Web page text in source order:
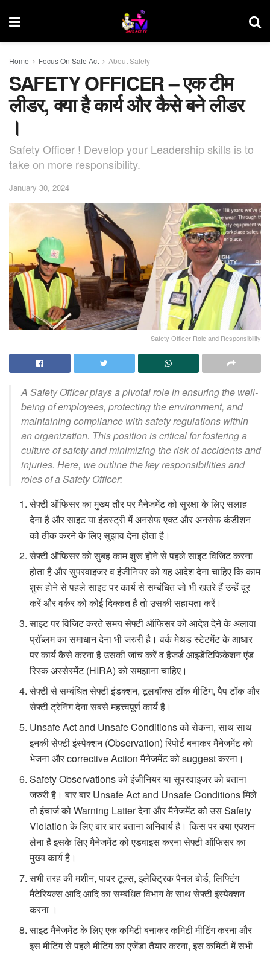
Home Focus On Safe Act About Safety
SAFETY OFFICER – एक टीम
लीडर, क्या है कार्य और कैसे बने लीडर
।
Safety Officer ! Develop your Leadership skills is to
take on more responsibility.
January 30, 2024
Safety Officer Role and Responsibility
A Safety Officer plays a pivotal role in ensuring the well-
being of employees, protecting the environment, and
maintaining compliance with safety regulations within
an organization. This position is critical for fostering a
culture of safety and minimizing the risk of accidents and
injuries. Here, we outline the key responsibilities and
roles of a Safety Officer:
सेफ्टी ऑफिसर का मुख्य तौर पर मैनेजमेंट को सुरक्षा के लिए सलाह
देना है और साइट या इंडस्ट्री में अनसेफ एक्ट और अनसेफ कंडीशन
को ठीक करने के लिए सुझाव देना होता है।
सेफ्टी ऑफिसर को सुबह काम शुरू होने से पहले साइट विजिट करना
होता है और सुपरवाइजर व इंजीनियर को यह आदेश देना चाहिए कि काम
शुरू होने से पहले साइट पर कार्य से सम्बंधित जो भी खतरे हैं उन्हें दूर
करें और वर्कर को कोई दिक्कत है तो उसकी सहायता करें।
साइट पर विजिट करते समय सेफ्टी ऑफिसर को आदेश देने के अलावा
प्रॉब्लम का समाधान देना भी जरुरी है। वर्क मेथड स्टेटमेंट के आधार
पर कार्य कैसे करना है उसकी जांच करें व हैजर्ड आइडेंटिफिकेशन एंड
रिस्क अस्सेस्मेंट (HIRA) को समझाना चाहिए।
सेफ्टी से सम्बंधित सेफ्टी इंडक्शन, टूलबॉक्स टॉक मीटिंग, पैप टॉक और
सेफ्टी ट्रेनिंग देना सबसे महत्त्वपूर्ण कार्य है।
Unsafe Act and Unsafe Conditions को रोकना, साथ साथ
इनकी सेफ्टी इंस्पेक्शन (Observation) रिपोर्ट बनाकर मैनेजमेंट को
भेजना और corrective Action मैनेजमेंट को suggest करना।
Safety Observations को इंजीनियर या सुपरवाइजर को बताना
जरुरी है। बार बार Unsafe Act and Unsafe Conditions मिले
तो इंचार्ज को Warning Latter देना और मैनेजमेंट को उस Safety
Violation के लिए बार बार बताना अनिवार्य है। किस पर क्या एक्शन
लेना है इसके लिए मैनेजमेंट को एडवाइस करना सेफ्टी ऑफिसर का
मुख्य कार्य है।
सभी तरह की मशीन, पावर टूल्स, इलेक्ट्रिक पैनल बोर्ड, लिफ्टिंग
मैटेरियल्स आदि आदि का सम्बंधित विभाग के साथ सेफ्टी इंस्पेक्शन
करना ।
साइट मैनेजमेंट के लिए एक कमिटी बनाकर कमिटी मीटिंग करना और
इस मीटिंग से पहले मीटिंग का एजेंडा तैयार करना, इस कमिटी में सभी